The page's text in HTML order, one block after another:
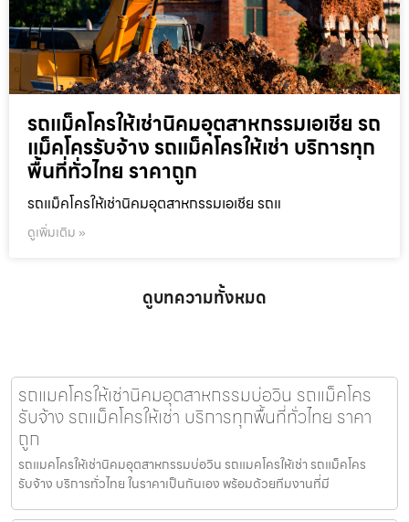
รถแม็คโครให้เช่านิคมอุตสาหกรรมเอเชีย รถ
แม็คโครรับจ้าง รถแม็คโครให้เช่า บริการทุก
พื้นที่ทั่วไทย ราคาถูก
รถแม็คโครให้เช่านิคมอุตสาหกรรมเอเชีย รถแ
ดูเพิ่มเติม »
ดูบทความทั้งหมด
รถแมคโครให้เช่านิคมอุตสาหกรรมบ่อวิน รถแม็คโคร
รับจ้าง รถแม็คโครให้เช่า บริการทุกพื้นที่ทั่วไทย ราคา
ถูก
รถแมคโครให้เช่านิคมอุตสาหกรรมบ่อวิน รถแมคโครให้เช่า รถแม็คโคร
รับจ้าง บริการทั่วไทย ในราคาเป็นกันเอง พร้อมด้วยทีมงานที่มี